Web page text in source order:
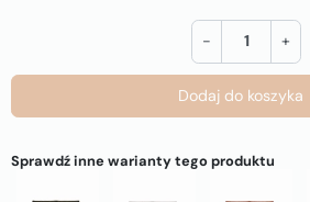
- +
Dodaj do koszyka
Sprawdź inne warianty tego produktu